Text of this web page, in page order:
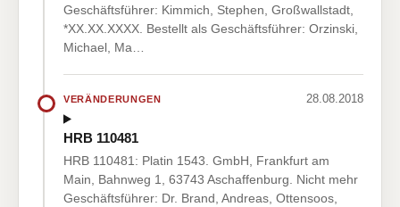
Geschäftsführer: Kimmich, Stephen, Großwallstadt,
*XX.XX.XXXX. Bestellt als Geschäftsführer: Orzinski,
Michael, Ma…
VERÄNDERUNGEN 28.08.2018
HRB 110481
HRB 110481: Platin 1543. GmbH, Frankfurt am
Main, Bahnweg 1, 63743 Aschaffenburg. Nicht mehr
Geschäftsführer: Dr. Brand, Andreas, Ottensoos,